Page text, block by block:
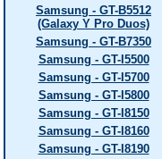
Samsung - GT-B5512
(Galaxy Y Pro Duos)
Samsung - GT-B7350
Samsung - GT-I5500
Samsung - GT-I5700
Samsung - GT-I5800
Samsung - GT-I8150
Samsung - GT-I8160
Samsung - GT-I8190